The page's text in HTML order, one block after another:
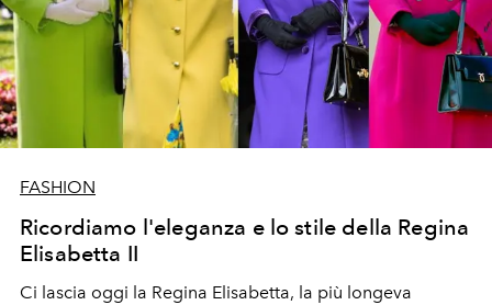
FASHION
Ricordiamo l'eleganza e lo stile della Regina
Elisabetta II
Ci lascia oggi la Regina Elisabetta, la più longeva